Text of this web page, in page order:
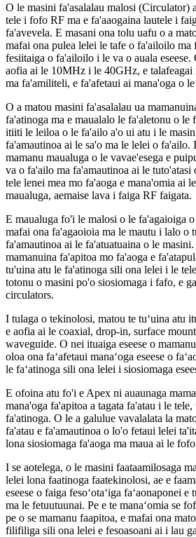
O le masini fa'asalalau malosi (Circulator)
tele i fofo RF ma e fa'aaogaina lautele i
fa'avevela. E masani ona tolu uafu o a
mafai ona pulea lelei le tafe o fa'ailoilo ma
fesiitaiga o fa'ailoilo i le va o auala eseese.
aofia ai le 10MHz i le 40GHz, e talafeagai
ma fa'amiliteli, e fa'afetaui ai mana'oga o
O a matou masini fa'asalalau ua
fa'atinoga ma e maualalo le fa'aletonu o le
itiiti le leiloa o le fa'ailo a'o ui atu i le
fa'amautinoa ai le sa'o ma le lelei o fa'ailo.
mamanu maualuga o le vavae'esega e
va o fa'ailo ma fa'amautinoa ai le tuto'atasi
tele lenei mea mo fa'aoga e mana'omia ai
maualuga, aemaise lava i faiga RF faigata.
E maualuga fo'i le malosi o le fa'agaioiga
mafai ona fa'agaoioia ma le mautu i lalo o
fa'amautinoa ai le fa'atuatuaina o le
mamanuina fa'apitoa mo fa'aoga e
tu'uina atu le fa'atinoga sili ona lelei i le
totonu o masini po'o siosiomaga i fafo, e
circulators.
I tulaga o tekinolosi, matou te tuʻuina atu
e aofia ai le coaxial, drop-in, surface
waveguide. O nei ituaiga eseese o
oloa ona faʻafetaui manaʻoga eseese o
le faʻatinoga sili ona lelei i siosiomaga
E ofoina atu fo'i e Apex ni auaunaga
mana'oga fa'apitoa a tagata fa'atau i le
fa'atinoga. O le a galulue vavalalata la
fa'atau e fa'amautinoa o lo'o fetaui lelei
lona siosiomaga fa'aoga ma maua ai le
I se aotelega, o le masini faataamilosaga
lelei lona faatinoga faatekinolosi, ae e
eseese o faiga fesoʻotaʻiga faʻaonaponei e
ma le fetuutuunai. Pe e te manaʻomia se
pe o se mamanu faapitoa, e mafai ona
filifiliga sili ona lelei e fesoasoani ai i lau